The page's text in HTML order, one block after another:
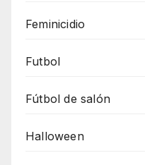
Feminicidio
Futbol
Fútbol de salón
Halloween